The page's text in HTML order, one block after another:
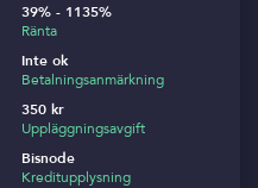
39% - 1135%
Ränta
Inte ok
Betalningsanmärkning
350 kr
Uppläggningsavgift
Bisnode
Kreditupplysning